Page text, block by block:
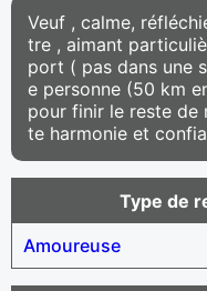
Veuf , calme,
tre , aimant
port ( pas dans une
e personne (50 km
pour finir le reste de
te harmonie et
Type de
Amoureuse